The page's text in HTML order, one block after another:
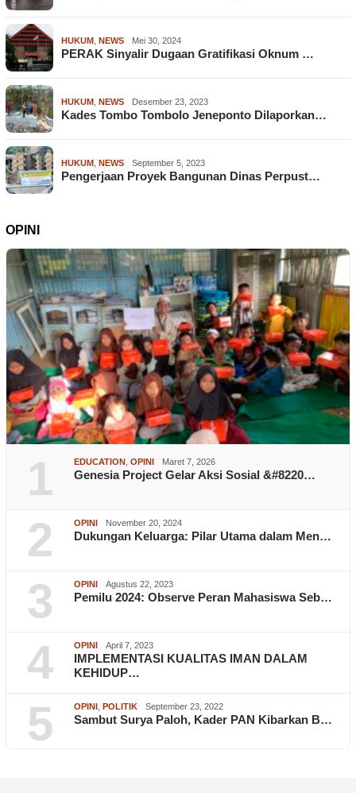
HUKUM NEWS Mei 30, 2024
PERAK Sinyalir Dugaan Gratifikasi Oknum …
HUKUM NEWS Desember 23, 2023
Kades Tombo Tombolo Jeneponto Dilaporkan…
HUKUM NEWS September 5, 2023
Pengerjaan Proyek Bangunan Dinas Perpust…
OPINI
1 EDUCATION OPINI Maret 7, 2026
Genesia Project Gelar Aksi Sosial &#8220…
2 OPINI November 20, 2024
Dukungan Keluarga: Pilar Utama dalam Men…
3 OPINI Agustus 22, 2023
Pemilu 2024: Observe Peran Mahasiswa Seb…
4 OPINI April 7, 2023
IMPLEMENTASI KUALITAS IMAN DALAM
KEHIDUP…
5 OPINI POLITIK September 23, 2022
Sambut Surya Paloh, Kader PAN Kibarkan B…